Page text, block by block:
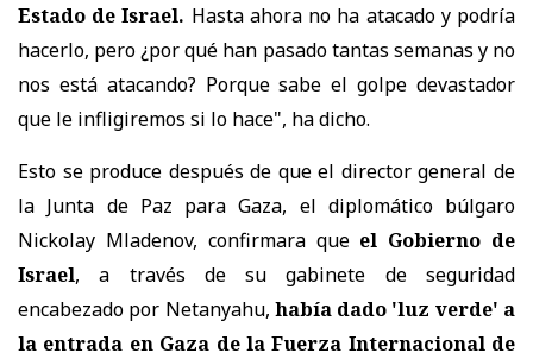
Estado de Israel. Hasta ahora no ha atacado y podría
hacerlo, pero ¿por qué han pasado tantas semanas y no
nos está atacando? Porque sabe el golpe devastador
que le infligiremos si lo hace", ha dicho.
Esto se produce después de que el director general de
la Junta de Paz para Gaza, el diplomático búlgaro
Nickolay Mladenov, confirmara que el Gobierno de
Israel, a través de su gabinete de seguridad
encabezado por Netanyahu, había dado 'luz verde' a
la entrada en Gaza de la Fuerza Internacional de